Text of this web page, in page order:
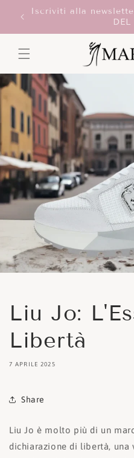
direttamente
Scegli il ritiro in store,
Liu Jo:
Libertà
7 APRILE 2025
Share
Liu Jo è molto più di un
dichiarazione di libertà,